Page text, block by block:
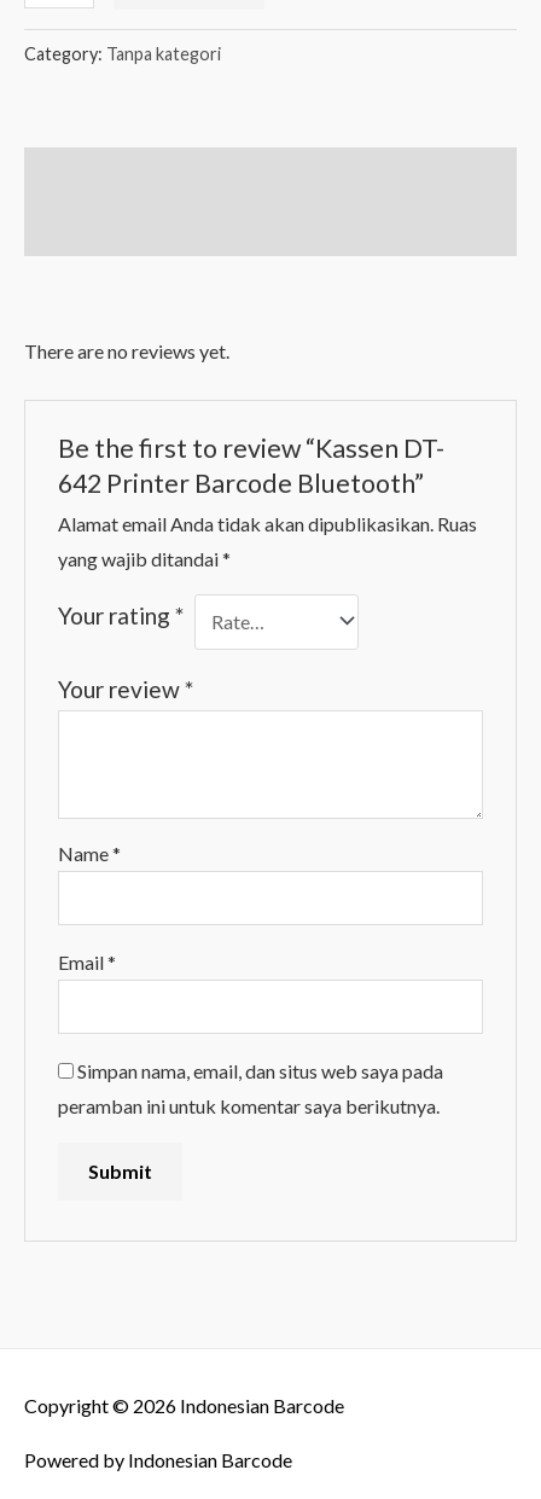
642
Category: Tanpa kategori
There are no reviews yet.
Be the first to review “Kassen DT-
642 Printer Barcode Bluetooth”
Alamat email Anda tidak akan dipublikasikan. Ruas
yang wajib ditandai*
Your rating *
Your review*
Name*
Email*
Simpan nama, email, dan situs web saya pada
peramban ini untuk komentar saya berikutnya.
Copyright © 2026 Indonesian Barcode
Powered by Indonesian Barcode